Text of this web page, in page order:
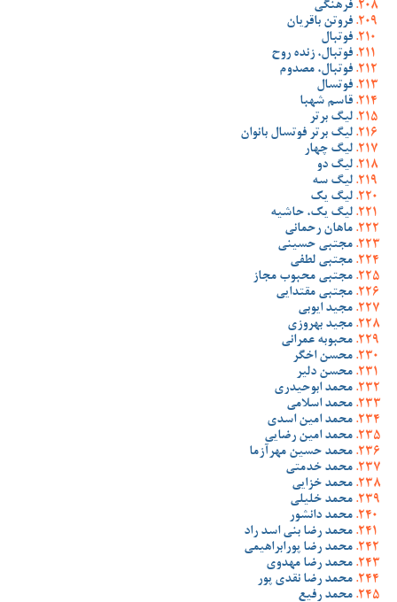
فرهنگی
فروتن باقریان
فوتبال
فوتبال، زنده روح
فوتبال، مصدوم
فوتسال
قاسم شهبا
لیگ برتر
لیگ برتر فوتسال بانوان
لیگ چهار
لیگ دو
لیگ سه
لیگ یک
لیگ یک، حاشیه
ماهان رحمانی
مجتبی حسینی
مجتبی لطفی
مجتبی محبوب مجاز
مجتبی مقتدایی
مجید ایوبی
مجید بهروزی
محبوبه عمرانی
محسن اخگر
محسن دلیر
محمد ابوحیدری
محمد اسلامی
محمد امین اسدی
محمد امین رضایی
محمد حسین مهرآزما
محمد خدمتی
محمد خزایی
محمد خلیلی
محمد دانشور
محمد رضا بنی اسد راد
محمد رضا پورابراهیمی
محمد رضا مهدوی
محمد رضا نقدی پور
محمد رفیع